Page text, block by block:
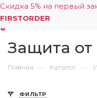
Скидка 5% на первый
FIRSTORDER
Защита от
Главная — Каталог —
ФИЛЬТР